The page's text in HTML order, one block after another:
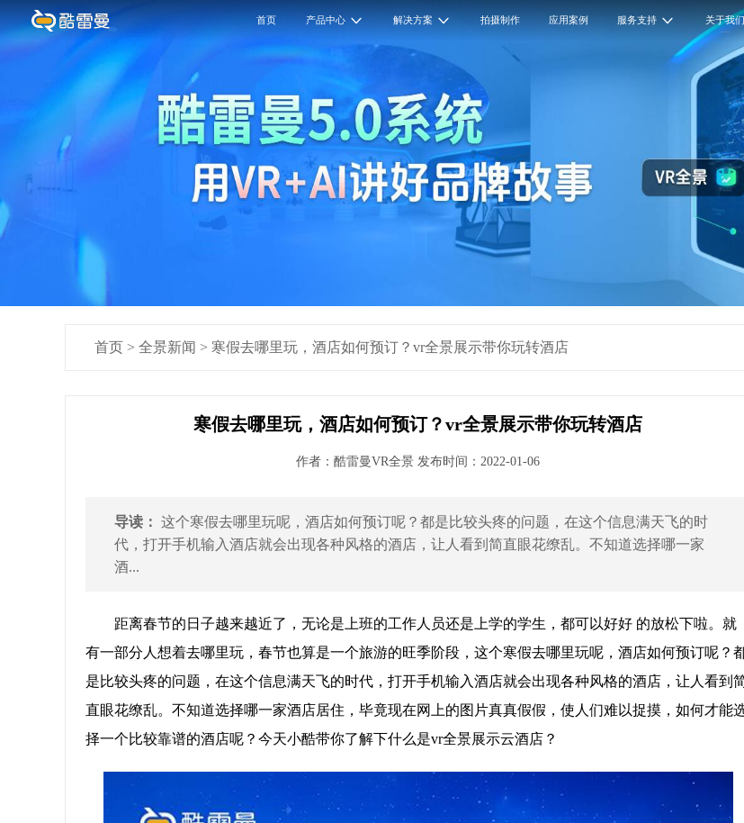
首页 产品中心 解决方案 拍摄制作 应用案例 服务支持 关于我们
首页 > 全景新闻 > 寒假去哪里玩，酒店如何预订？vr全景展示带你玩转酒店
寒假去哪里玩，酒店如何预订？vr全景展示带你玩转酒店
作者：酷雷曼VR全景 发布时间：2022-01-06
导读： 这个寒假去哪里玩呢，酒店如何预订呢？都是比较头疼的问题，在这个信息满天飞的时
代，打开手机输入酒店就会出现各种风格的酒店，让人看到简直眼花缭乱。不知道选择哪一家
酒...
距离春节的日子越来越近了，无论是上班的工作人员还是上学的学生，都可以好好 的放松下啦。就
有一部分人想着去哪里玩，春节也算是一个旅游的旺季阶段，这个寒假去哪里玩呢，酒店如何预订呢？
是比较头疼的问题，在这个信息满天飞的时代，打开手机输入酒店就会出现各种风格的酒店，让人看到
直眼花缭乱。不知道选择哪一家酒店居住，毕竟现在网上的图片真真假假，使人们难以捉摸，如何才能
择一个比较靠谱的酒店呢？今天小酷带你了解下什么是vr全景展示云酒店？